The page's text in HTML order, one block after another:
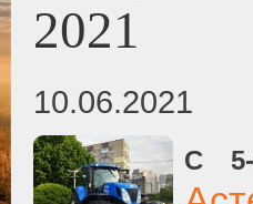
2021
10.06.2021
С 5-